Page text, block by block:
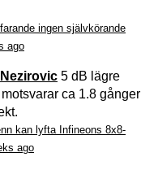
ingen självkörande
ago
5 dB lägre
ca 1.8 gånger
kan lyfta Infineons 8x8-
ago